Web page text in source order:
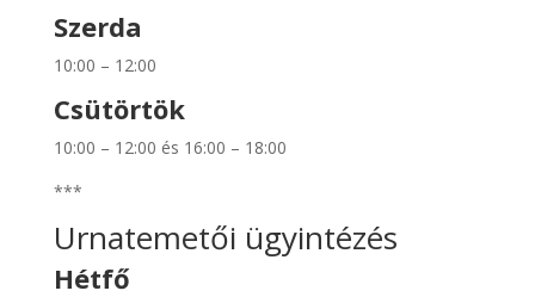
Szerda
10:00 – 12:00
Csütörtök
10:00 – 12:00 és 16:00 – 18:00
***
Urnatemetői ügyintézés
Hétfő